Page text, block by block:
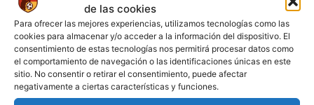
de las cookies
Para ofrecer las mejores experiencias, utilizamos tecnologías como las
cookies para almacenar y/o acceder a la información del dispositivo. El
consentimiento de estas tecnologías nos permitirá procesar datos como
el comportamiento de navegación o las identificaciones únicas en este
sitio. No consentir o retirar el consentimiento, puede afectar
negativamente a ciertas características y funciones.
Jugador
Puntuación
Jugador
Promedio
Po
Goles
Concedidos
Partidos
PO
[1] Mirko Alberto 0.12
Porteros